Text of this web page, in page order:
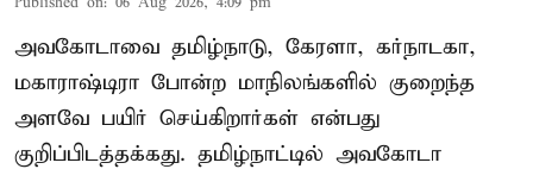
அவகோடாவை தமிழ்நாடு, கேரளா, கர்நாடகா,
மகாராஷ்டிரா போன்ற மாநிலங்களில் குறைந்த
அளவே பயிர் செய்கிறார்கள் என்பது
குறிப்பிடத்தக்கது. தமிழ்நாட்டில் அவகோடா